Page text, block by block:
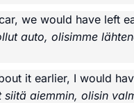
we would have left
auto, olisimme
it earlier, I would
aiemmin, olisin